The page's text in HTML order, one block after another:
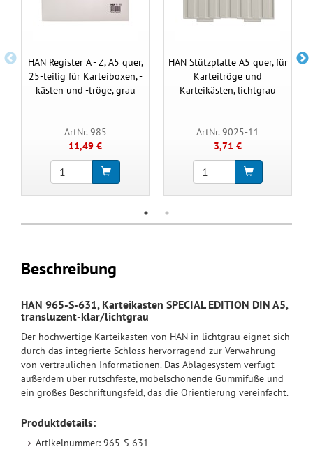
HAN Register A - Z, A5 quer,
25-teilig für Karteiboxen, -
kästen und -tröge, grau
ArtNr. 985
11,49 €
HAN Stützplatte A5 quer, für
Karteitröge und
Karteikästen, lichtgrau
ArtNr. 9025-11
3,71 €
Beschreibung
HAN 965-S-631, Karteikasten SPECIAL EDITION DIN A5,
transluzent-klar/lichtgrau
Der hochwertige Karteikasten von HAN in lichtgrau eignet sich
durch das integrierte Schloss hervorragend zur Verwahrung
von vertraulichen Informationen. Das Ablagesystem verfügt
außerdem über rutschfeste, möbelschonende Gummifüße und
ein großes Beschriftungsfeld, das die Orientierung vereinfacht.
Produktdetails:
Artikelnummer: 965-S-631